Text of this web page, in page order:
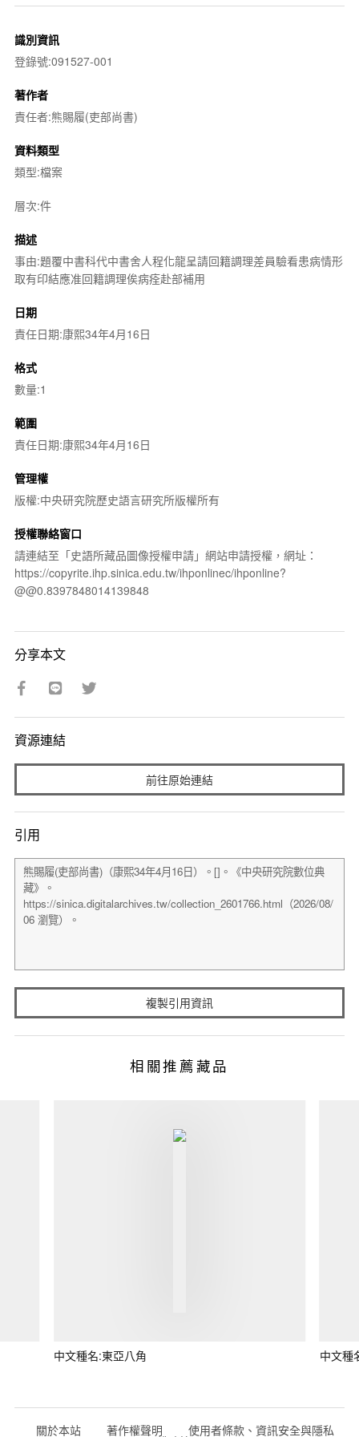
識別資訊
登錄號:091527-001
著作者
責任者:熊賜履(吏部尚書)
資料類型
類型:檔案
層次:件
描述
事由:題覆中書科代中書舍人程化龍呈請回籍調理差員驗看患病情形
取有印結應准回籍調理俟病痊赴部補用
日期
責任日期:康熙34年4月16日
格式
數量:1
範圍
責任日期:康熙34年4月16日
管理權
版權:中央研究院歷史語言研究所版權所有
授權聯絡窗口
請連結至「史語所藏品圖像授權申請」網站申請授權，網址：
https://copyrite.ihp.sinica.edu.tw/ihponlinec/ihponline?
@@0.8397848014139848
分享本文
資源連結
前往原始連結
引用
複製引用資訊
相關推薦藏品
中文種名:東亞八角 中文種
關於本站 著作權聲明 使用者條款、資訊安全與隱私